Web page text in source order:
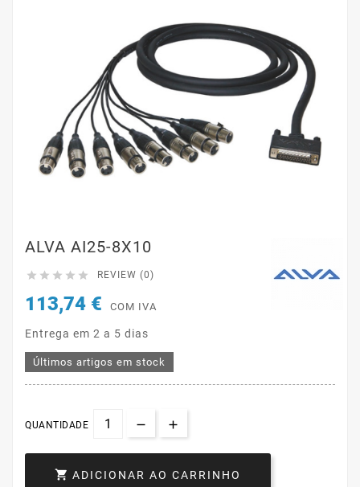
ALVA AI25-8X10
     REVIEW (0)
113,74 € COM IVA
Entrega em 2 a 5 dias
Últimos artigos em stock
QUANTIDADE
 ADICIONAR AO CARRINHO